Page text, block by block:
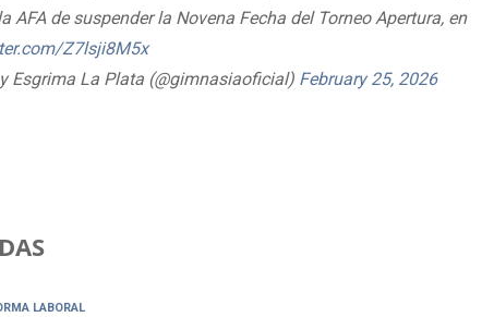
AFA de suspender la Novena Fecha del Torneo Apertura, en
Z7lsji8M5x
Esgrima La Plata (@gimnasiaoficial) February 25, 2026
LABORAL